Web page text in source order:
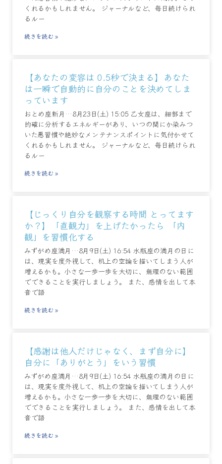
くれるかもしれません。 ジャーナルなど、毎日続けられ
るルー
続きを読む »
【あなたの変容は 0.5秒で決まる】あなた
は一瞬で自動的に自分のことを決めてしま
っています
おとめ座新月…8月23日(土) 15:05 乙女座は、細部まで
的確に分析するエネルギーがあり、いつの間にか染みつ
いた悪習慣や絶妙なメンテナンスポイントに気付かせて
くれるかもしれません。 ジャーナルなど、毎日続けられ
るルー
続きを読む »
【じっくり自分を観察する時間 とってます
か？】「直観力」を上げたかったら 「内
観」を習慣化する
みずがめ座満月…8月9日(土) 16:54 水瓶座の満月の日に
は、現実を度外視して、机上の空論を描いてしまう人が
増えるかも。小さな一歩一歩を大切に、無理のない範囲
でできることを実行しましょう。 また、感情を出して本
音で語
続きを読む »
【感謝は他人だけじゃなく、まず自分に】
自分に「ありがとう」をいう習慣
みずがめ座満月…8月9日(土) 16:54 水瓶座の満月の日に
は、現実を度外視して、机上の空論を描いてしまう人が
増えるかも。小さな一歩一歩を大切に、無理のない範囲
でできることを実行しましょう。 また、感情を出して本
音で語
続きを読む »